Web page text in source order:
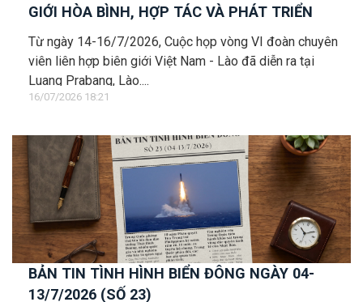
GIỚI HÒA BÌNH, HỢP TÁC VÀ PHÁT TRIỂN
Từ ngày 14-16/7/2026, Cuộc họp vòng VI đoàn chuyên
viên liên hợp biên giới Việt Nam - Lào đã diễn ra tại
Luang Prabang, Lào....
16/07/2026 18:21
BẢN TIN TÌNH HÌNH BIỂN ĐÔNG NGÀY 04-
13/7/2026 (SỐ 23)